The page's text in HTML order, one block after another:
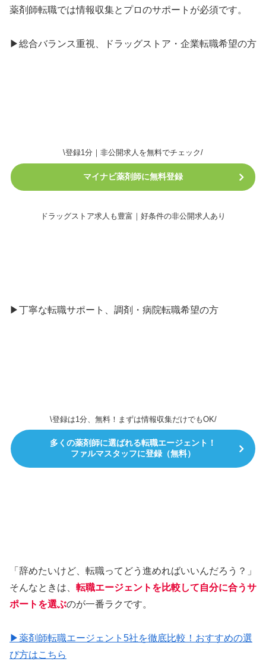
薬剤師転職では情報収集とプロのサポートが必須です。
▶総合バランス重視、ドラッグストア・企業転職希望の方
\登録1分｜非公開求人を無料でチェック/
マイナビ薬剤師に無料登録
ドラッグストア求人も豊富｜好条件の非公開求人あり
▶丁寧な転職サポート、調剤・病院転職希望の方
\登録は1分、無料！まずは情報収集だけでもOK/
多くの薬剤師に選ばれる転職エージェント！
ファルマスタッフに登録（無料）
「辞めたいけど、転職ってどう進めればいいんだろう？」
そんなときは、 転職エージェントを比較して自分に合うサ
ポートを選ぶのが一番ラクです。
▶薬剤師転職エージェント5社を徹底比較！おすすめの選
び方はこちら